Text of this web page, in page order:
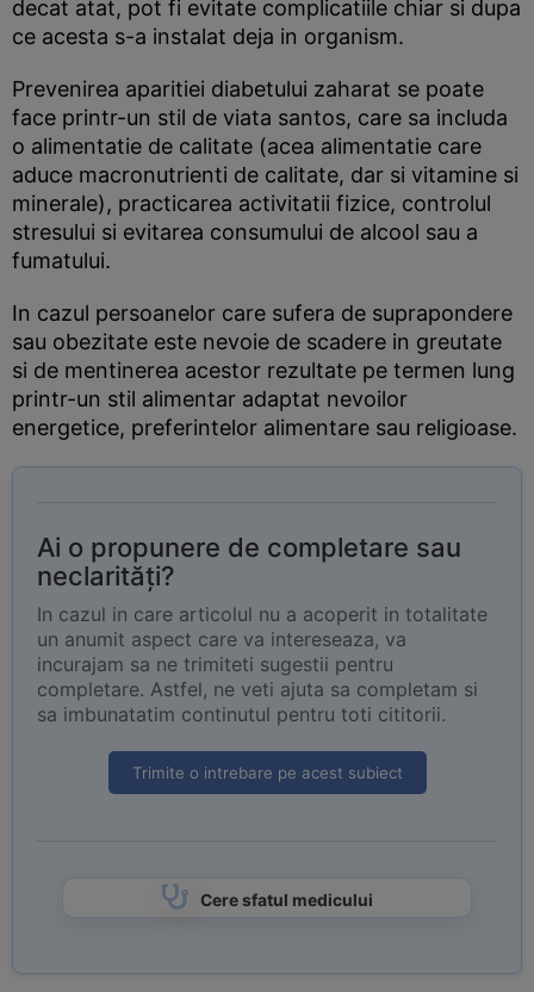
decat atat, pot fi evitate complicatiile chiar si dupa
ce acesta s-a instalat deja in organism.
Prevenirea aparitiei diabetului zaharat se poate
face printr-un stil de viata santos, care sa includa
o alimentatie de calitate (acea alimentatie care
aduce macronutrienti de calitate, dar si vitamine si
minerale), practicarea activitatii fizice, controlul
stresului si evitarea consumului de alcool sau a
fumatului.
In cazul persoanelor care sufera de suprapondere
sau obezitate este nevoie de scadere in greutate
si de mentinerea acestor rezultate pe termen lung
printr-un stil alimentar adaptat nevoilor
energetice, preferintelor alimentare sau religioase.
Ai o propunere de completare sau
neclarități?
In cazul in care articolul nu a acoperit in totalitate
un anumit aspect care va intereseaza, va
incurajam sa ne trimiteti sugestii pentru
completare. Astfel, ne veti ajuta sa completam si
sa imbunatatim continutul pentru toti cititorii.
Trimite o intrebare pe acest subiect
Cere sfatul medicului